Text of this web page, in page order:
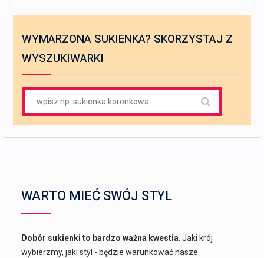
WYMARZONA SUKIENKA? SKORZYSTAJ Z
WYSZUKIWARKI
for:
WARTO MIEĆ SWÓJ STYL
Dobór sukienki to bardzo ważna kwestia. Jaki krój
wybierzmy, jaki styl - będzie warunkować nasze